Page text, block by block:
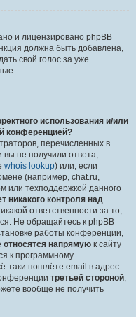
и лицензировано phpBB
должна быть добавлена,
свой голос за уже
использования и/или
конференцией?
перечисленных в
не получили ответа,
whois lookup) или, если
(например, chat.ru,
или техподдержкой данного
никакого контроля над
ответственности за то,
Не обращайтесь к phpBB
работы конференции,
относятся напрямую к сайту
к программному
таки пошлёте email в адрес
третьей стороной,
вообще не получить